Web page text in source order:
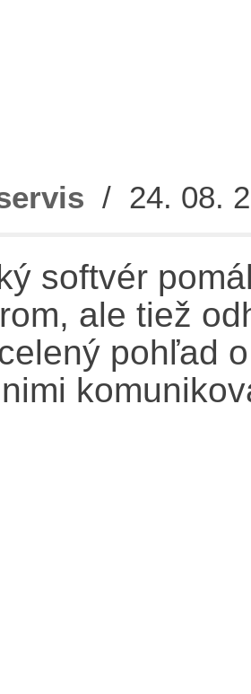
/ 24. 08.
softvér
ale tiež
pohľad